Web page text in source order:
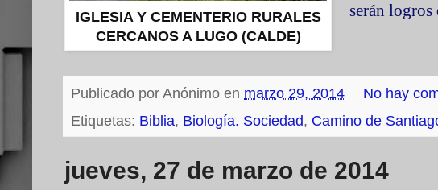
IGLESIA Y CEMENTERIO RURALES
CERCANOS A LUGO (CALDE)
serán
Publicado por Anónimo en marzo 29, 2014
No hay
Etiquetas: Biblia, Biología. Sociedad, Camino de
jueves, 27 de marzo de 2014